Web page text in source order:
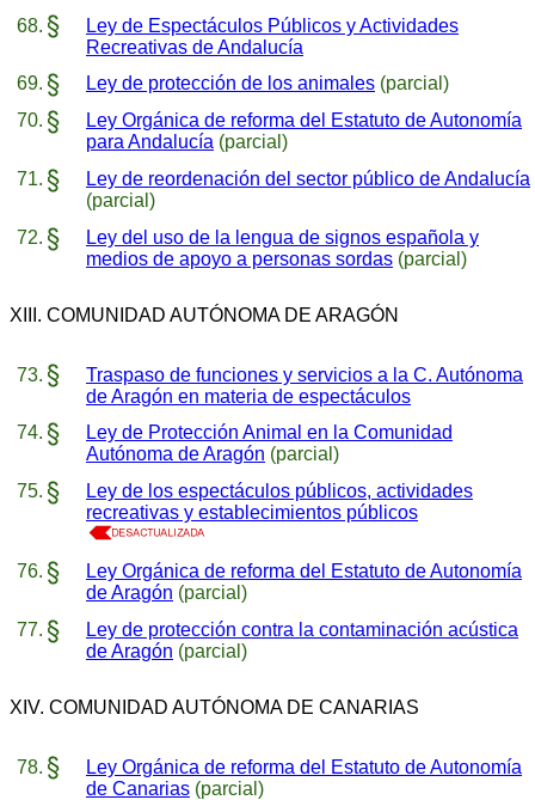
Ley de Espectáculos Públicos y Actividades
Recreativas de Andalucía
Ley de protección de los animales (parcial)
Ley Orgánica de reforma del Estatuto de Autonomía
para Andalucía (parcial)
Ley de reordenación del sector público de Andalucía
(parcial)
Ley del uso de la lengua de signos española y
medios de apoyo a personas sordas (parcial)
XIII. COMUNIDAD AUTÓNOMA DE ARAGÓN
Traspaso de funciones y servicios a la C. Autónoma
de Aragón en materia de espectáculos
Ley de Protección Animal en la Comunidad
Autónoma de Aragón (parcial)
Ley de los espectáculos públicos, actividades
recreativas y establecimientos públicos
Ley Orgánica de reforma del Estatuto de Autonomía
de Aragón (parcial)
Ley de protección contra la contaminación acústica
de Aragón (parcial)
XIV. COMUNIDAD AUTÓNOMA DE CANARIAS
Ley Orgánica de reforma del Estatuto de Autonomía
de Canarias (parcial)